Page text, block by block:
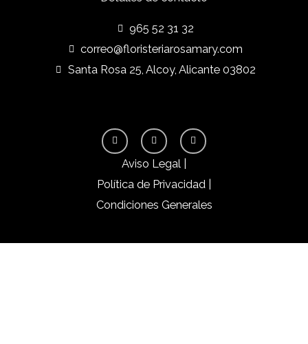
965 52 31 32
correo@floristeriarosamary.com
Santa Rosa 25, Alcoy, Alicante 03802
F
a
c
o
o
-
I
n
s
t
a
g
r
m
Y
o
u
b
e
Aviso Legal |
Política de Privacidad |
Condiciones Generales